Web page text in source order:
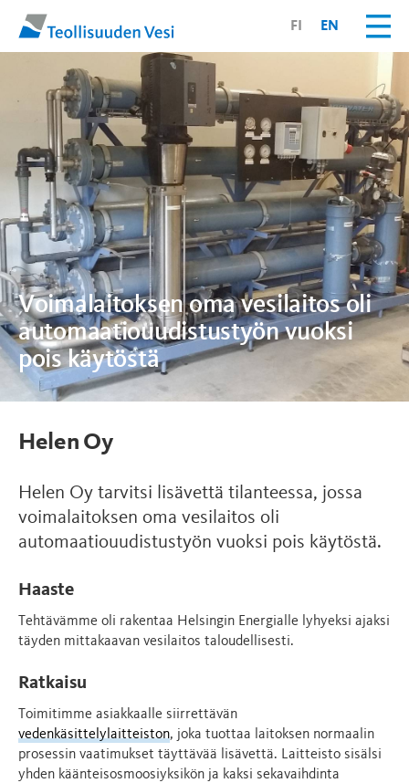
FI EN
Voimalaitoksen oma vesilaitos oli
automaatiouudistustyön vuoksi
pois käytöstä
Helen Oy
Helen Oy tarvitsi lisävettä tilanteessa, jossa
voimalaitoksen oma vesilaitos oli
automaatiouudistustyön vuoksi pois käytöstä.
Haaste
Tehtävämme oli rakentaa Helsingin Energialle lyhyeksi ajaksi
täyden mittakaavan vesilaitos taloudellisesti.
Ratkaisu
Toimitimme asiakkaalle siirrettävän
vedenkäsittelylaitteiston, joka tuottaa laitoksen normaalin
prosessin vaatimukset täyttävää lisävettä. Laitteisto sisälsi
yhden käänteisosmoosiyksikön ja kaksi sekavaihdinta